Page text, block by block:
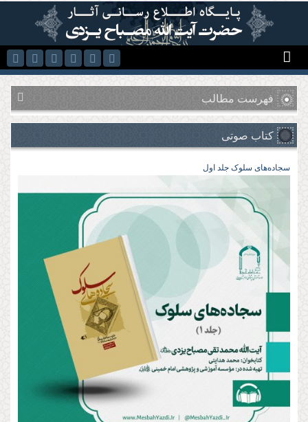
رفتن به محتوای اصلی
فهرست مطالب
کتاب صوتی
سجاده‌های سلوک جلد اول